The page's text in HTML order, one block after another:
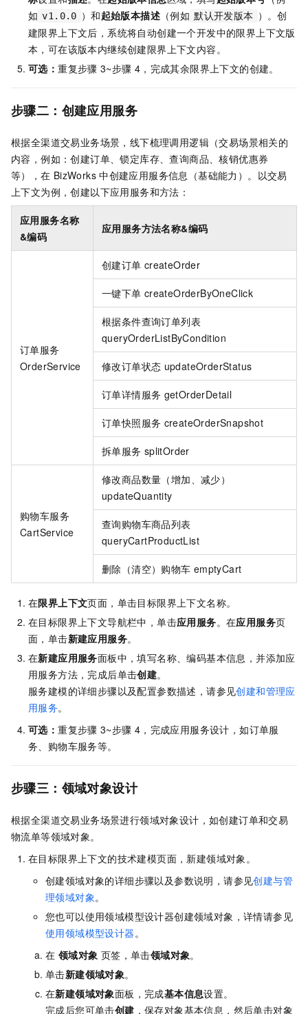
如 v1.0.0 ）和起始版本描述 （例如 默认开发版本
）。创
建限界上下文后，系统将自动创建一个开发中的限界上下文版
本，可在该版本内继续创建限界上下文内容。
可选：重复步骤 3~步骤 4，完成其余限界上下文的创建。
步骤二：创建应用服务
根据全渠道交易业务场景，线下梳理调用逻辑（交易场景相关的
内容，例如：创建订单、锁定库存、查询商品、核销优惠券
等），在 BizWorks 中创建应用服务信息（基础能力）。以交易
上下文为例，创建以下应用服务和方法：
应用服务名称
&编码
应用服务方法名称&编码
订单服务
OrderService
创建订单 createOrder
一键下单 createOrderByOneClick
根据条件查询订单列表
queryOrderListByCondition
修改订单状态 updateOrderStatus
订单详情服务 getOrderDetail
订单快照服务 createOrderSnapshot
拆单服务 splitOrder
购物车服务
CartService
修改商品数量（增加、减少）
updateQuantity
查询购物车商品列表
queryCartProductList
删除（清空）购物车 emptyCart
在限界上下文页面，单击目标限界上下文名称。
在目标限界上下文导航栏中，单击应用服务。在应用服务页
面，单击新建应用服务。
在新建应用服务面板中，填写名称、编码基本信息，并添加应
用服务方法，完成后单击创建。
服务建模的详细步骤以及配置参数描述，请参见创建和管理应
用服务。
可选：重复步骤 3~步骤 4，完成应用服务设计，如订单服
务、购物车服务等。
步骤三：领域对象设计
根据全渠道交易业务场景进行领域对象设计，如创建订单和交易
物流单等领域对象。
在目标限界上下文的技术建模页面，新建领域对象。
创建领域对象的详细步骤以及参数说明，请参见创建与管
理领域对象。
您也可以使用领域模型设计器创建领域对象，详情请参见
使用领域模型设计器。
在 领域对象 页签，单击领域对象。
单击新建领域对象。
在新建领域对象面板，完成基本信息设置。
完成后您可单击创建 ，保存对象基本信息，然后单击对象